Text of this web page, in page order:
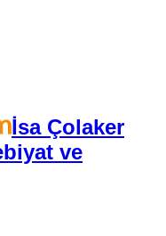
İsa Çolaker
ve